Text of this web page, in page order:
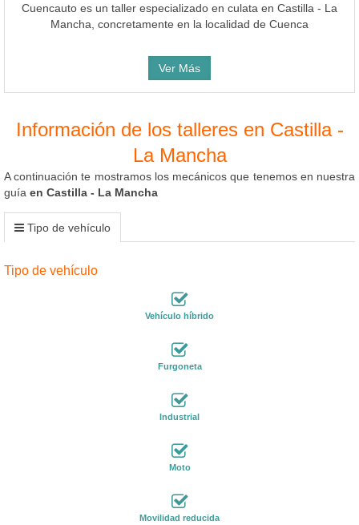
Cuencauto es un taller especializado en culata en Castilla - La
Mancha, concretamente en la localidad de Cuenca
Ver Más
Información de los talleres en Castilla -
La Mancha
A continuación te mostramos los mecánicos que tenemos en nuestra
guía en Castilla - La Mancha
Tipo de vehículo
Tipo de vehículo
Vehículo híbrido
Furgoneta
Industrial
Moto
Movilidad reducida